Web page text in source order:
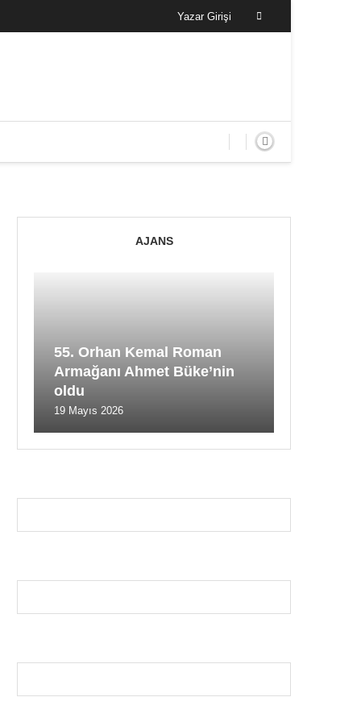
Yazar Girişi
AJANS
55. Orhan Kemal Roman
Armağanı Ahmet Büke’nin
oldu
19 Mayıs 2026